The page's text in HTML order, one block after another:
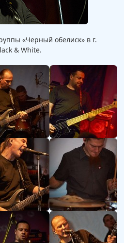
«Черный обелиск» в г.
& White.